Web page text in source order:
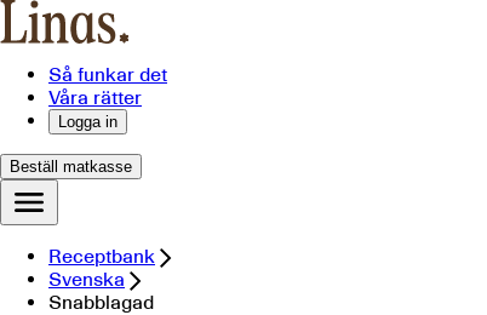
Så funkar det
Våra rätter
Logga in
Beställ matkasse
Receptbank
Svenska
Snabblagad